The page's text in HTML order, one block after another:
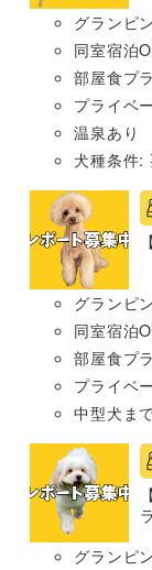
グランピ
同室宿泊
部屋食プ
プライベ
温泉あり
犬種条件:
グランピ
同室宿泊
部屋食プ
プライベ
中型犬ま
グランピ